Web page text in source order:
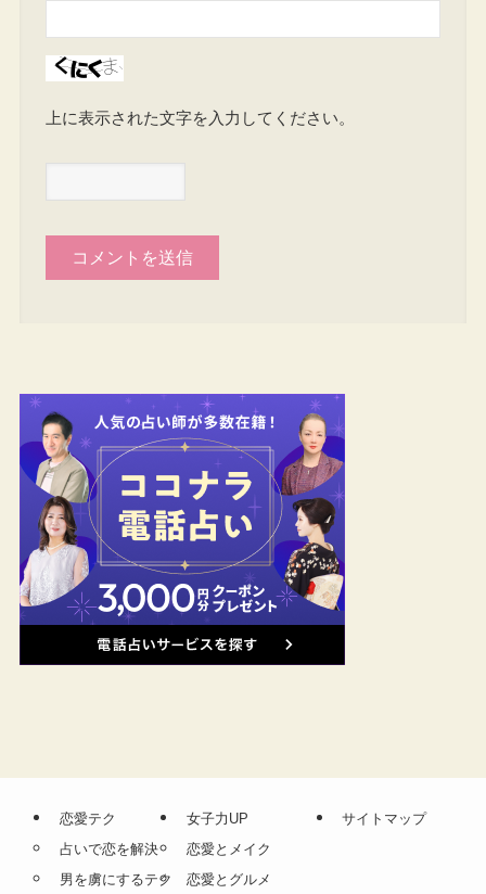
上に表示された文字を入力してください。
恋愛テク
占いで恋を解決
男を虜にするテク
女子力UP
恋愛とメイク
恋愛とグルメ
サイトマップ